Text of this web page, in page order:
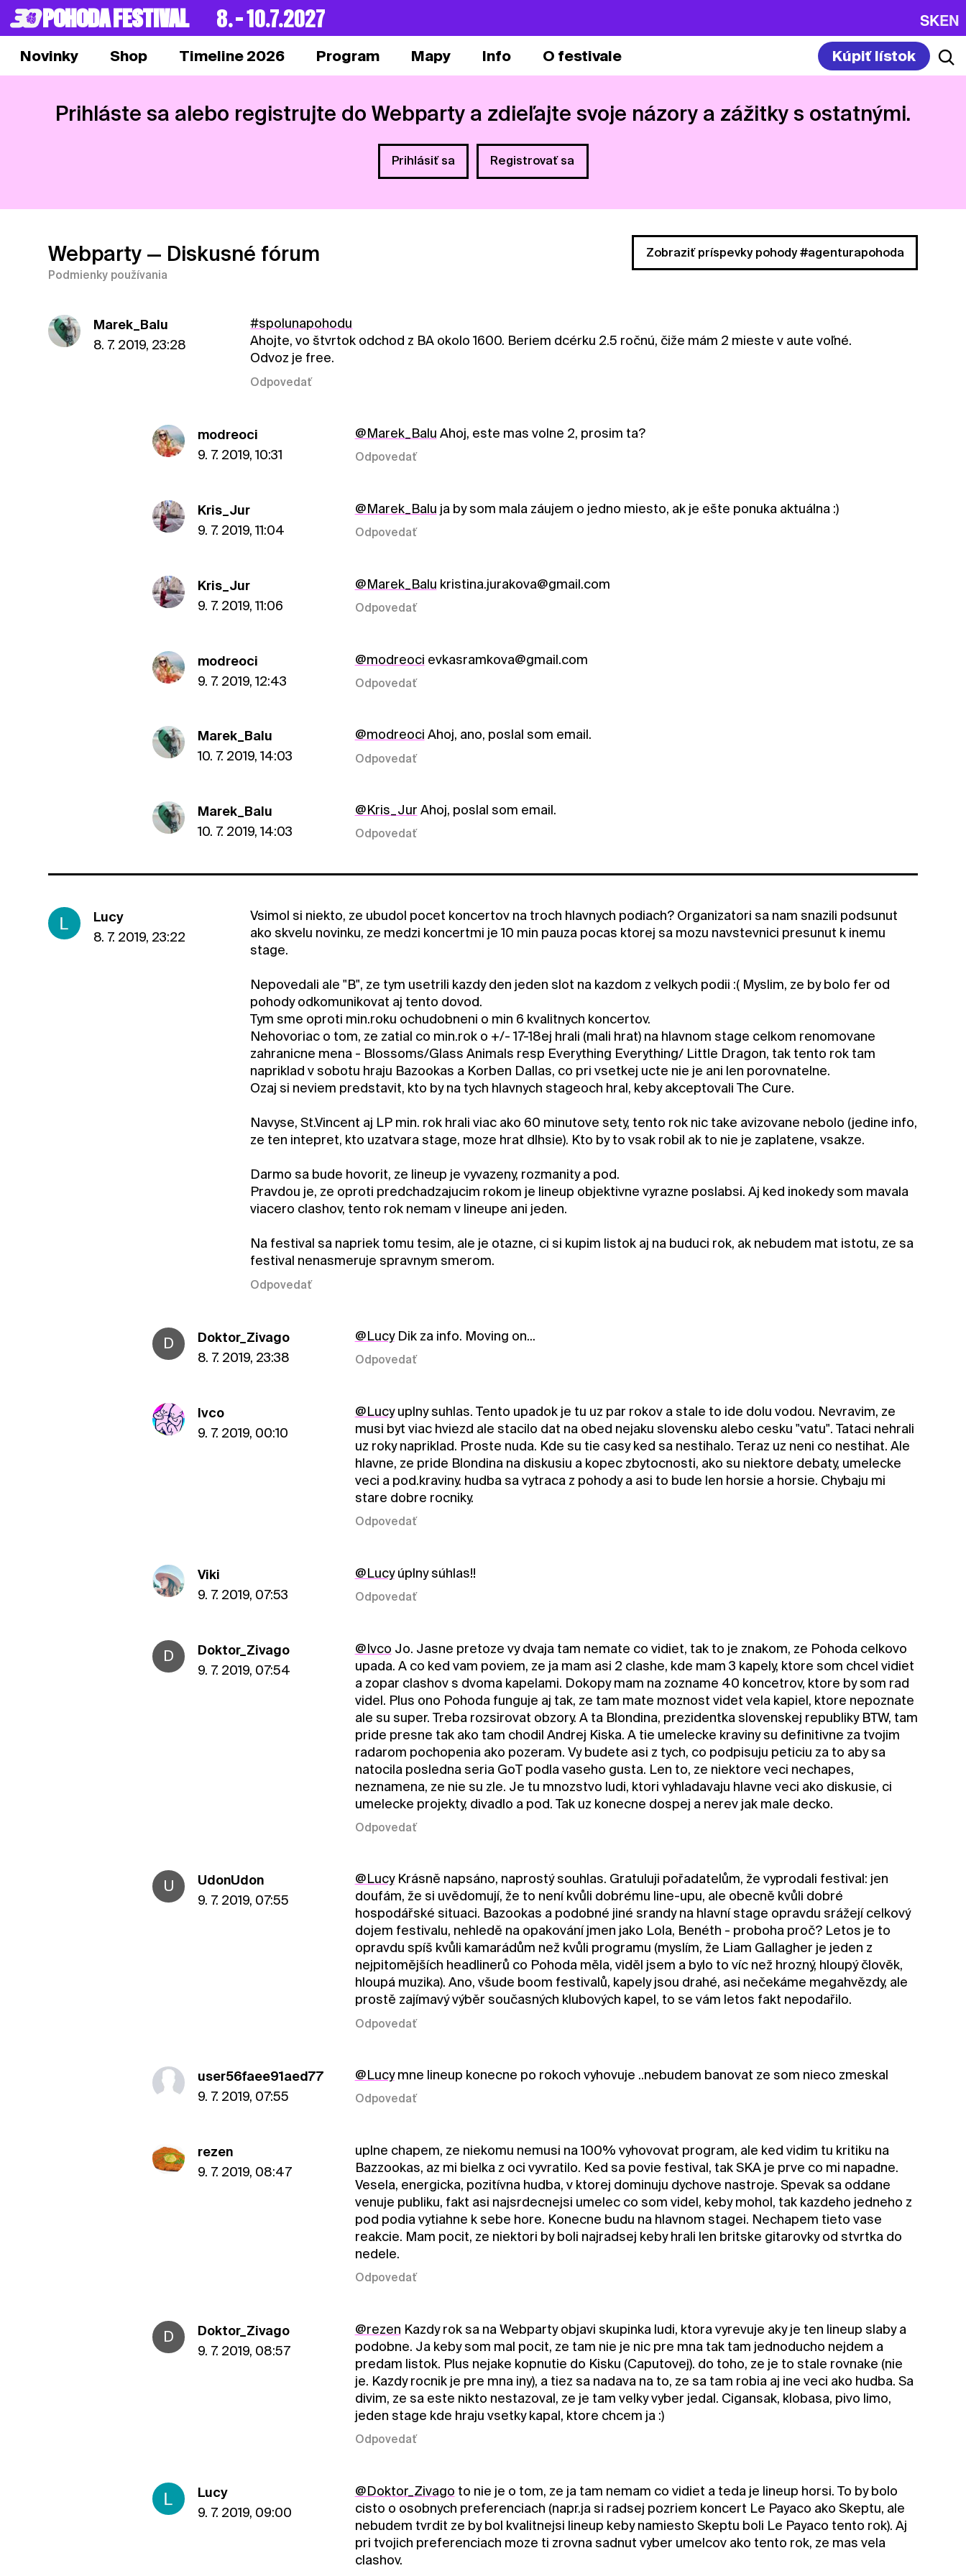
POHODA FESTIVAL 8. – 10.7.2027 SKEN
Novinky Shop Timeline 2026 Program Mapy Info O festivale Kúpiť lístok
Prihláste sa alebo registrujte do Webparty a zdieľajte svoje názory a zážitky s ostatnými.
Prihlásiť sa Registrovať sa
Webparty — Diskusné fórum
Podmienky používania
Zobraziť príspevky pohody #agenturapohoda
Marek_Balu
8. 7. 2019, 23:28
#spolunapohodu
Ahojte, vo štvrtok odchod z BA okolo 1600. Beriem dcérku 2.5 ročnú, čiže mám 2 mieste v aute voľné.
Odvoz je free.
Odpovedať
modreoci
9. 7. 2019, 10:31
@Marek_Balu Ahoj, este mas volne 2, prosim ta?
Odpovedať
Kris_Jur
9. 7. 2019, 11:04
@Marek_Balu ja by som mala záujem o jedno miesto, ak je ešte ponuka aktuálna :)
Odpovedať
Kris_Jur
9. 7. 2019, 11:06
@Marek_Balu kristina.jurakova@gmail.com
Odpovedať
modreoci
9. 7. 2019, 12:43
@modreoci evkasramkova@gmail.com
Odpovedať
Marek_Balu
10. 7. 2019, 14:03
@modreoci Ahoj, ano, poslal som email.
Odpovedať
Marek_Balu
10. 7. 2019, 14:03
@Kris_Jur Ahoj, poslal som email.
Odpovedať
Lucy
8. 7. 2019, 23:22
Vsimol si niekto, ze ubudol pocet koncertov na troch hlavnych podiach? Organizatori sa nam snazili podsunut
ako skvelu novinku, ze medzi koncertmi je 10 min pauza pocas ktorej sa mozu navstevnici presunut k inemu
stage.
Nepovedali ale "B", ze tym usetrili kazdy den jeden slot na kazdom z velkych podii :( Myslim, ze by bolo fer od
pohody odkomunikovat aj tento dovod.
Tym sme oproti min.roku ochudobneni o min 6 kvalitnych koncertov.
Nehovoriac o tom, ze zatial co min.rok o +/- 17-18ej hrali (mali hrat) na hlavnom stage celkom renomovane
zahranicne mena - Blossoms/Glass Animals resp Everything Everything/ Little Dragon, tak tento rok tam
napriklad v sobotu hraju Bazookas a Korben Dallas, co pri vsetkej ucte nie je ani len porovnatelne.
Ozaj si neviem predstavit, kto by na tych hlavnych stageoch hral, keby akceptovali The Cure.
Navyse, St.Vincent aj LP min. rok hrali viac ako 60 minutove sety, tento rok nic take avizovane nebolo (jedine info,
ze ten intepret, kto uzatvara stage, moze hrat dlhsie). Kto by to vsak robil ak to nie je zaplatene, vsakze.
Darmo sa bude hovorit, ze lineup je vyvazeny, rozmanity a pod.
Pravdou je, ze oproti predchadzajucim rokom je lineup objektivne vyrazne poslabsi. Aj ked inokedy som mavala
viacero clashov, tento rok nemam v lineupe ani jeden.
Na festival sa napriek tomu tesim, ale je otazne, ci si kupim listok aj na buduci rok, ak nebudem mat istotu, ze sa
festival nenasmeruje spravnym smerom.
Odpovedať
D
Doktor_Zivago
8. 7. 2019, 23:38
@LucyDik za info. Moving on...
Odpovedať
Ivco
9. 7. 2019, 00:10
@Lucyuplny suhlas. Tento upadok je tu uz par rokov a stale to ide dolu vodou. Nevravim, ze
musi byt viac hviezd ale stacilo dat na obed nejaku slovensku alebo cesku "vatu". Tataci nehrali
uz roky napriklad. Proste nuda. Kde su tie casy ked sa nestihalo. Teraz uz neni co nestihat. Ale
hlavne, ze pride Blondina na diskusiu a kopec zbytocnosti, ako su niektore debaty, umelecke
veci a pod.kraviny. hudba sa vytraca z pohody a asi to bude len horsie a horsie. Chybaju mi
stare dobre rocniky.
Odpovedať
Viki
9. 7. 2019, 07:53
@Lucyúplny súhlas!!
Odpovedať
D
Doktor_Zivago
9. 7. 2019, 07:54
@Ivco Jo. Jasne pretoze vy dvaja tam nemate co vidiet, tak to je znakom, ze Pohoda celkovo
upada. A co ked vam poviem, ze ja mam asi 2 clashe, kde mam 3 kapely, ktore som chcel vidiet
a zopar clashov s dvoma kapelami. Dokopy mam na zozname 40 koncetrov, ktore by som rad
videl. Plus ono Pohoda funguje aj tak, ze tam mate moznost videt vela kapiel, ktore nepoznate
ale su super. Treba rozsirovat obzory. A ta Blondina, prezidentka slovenskej republiky BTW, tam
pride presne tak ako tam chodil Andrej Kiska. A tie umelecke kraviny su definitivne za tvojim
radarom pochopenia ako pozeram. Vy budete asi z tych, co podpisuju peticiu za to aby sa
natocila posledna seria GoT podla vaseho gusta. Len to, ze niektore veci nechapes,
neznamena, ze nie su zle. Je tu mnozstvo ludi, ktori vyhladavaju hlavne veci ako diskusie, ci
umelecke projekty, divadlo a pod. Tak uz konecne dospej a nerev jak male decko.
Odpovedať
U
UdonUdon
9. 7. 2019, 07:55
@LucyKrásně napsáno, naprostý souhlas. Gratuluji pořadatelům, že vyprodali festival: jen
doufám, že si uvědomují, že to není kvůli dobrému line-upu, ale obecně kvůli dobré
hospodářské situaci. Bazookas a podobné jiné srandy na hlavní stage opravdu srážejí celkový
dojem festivalu, nehledě na opakování jmen jako Lola, Benéth - proboha proč? Letos je to
opravdu spíš kvůli kamarádům než kvůli programu (myslím, že Liam Gallagher je jeden z
nejpitomějších headlinerů co Pohoda měla, viděl jsem a bylo to víc než hrozný, hloupý člověk,
hloupá muzika). Ano, všude boom festivalů, kapely jsou drahé, asi nečekáme megahvězdy, ale
prostě zajímavý výběr současných klubových kapel, to se vám letos fakt nepodařilo.
Odpovedať
user56faee91aed77
9. 7. 2019, 07:55
@Lucymne lineup konecne po rokoch vyhovuje ..nebudem banovat ze som nieco zmeskal
Odpovedať
rezen
9. 7. 2019, 08:47
uplne chapem, ze niekomu nemusi na 100% vyhovovat program, ale ked vidim tu kritiku na
Bazzookas, az mi bielka z oci vyvratilo. Ked sa povie festival, tak SKA je prve co mi napadne.
Vesela, energicka, pozitívna hudba, v ktorej dominuju dychove nastroje. Spevak sa oddane
venuje publiku, fakt asi najsrdecnejsi umelec co som videl, keby mohol, tak kazdeho jedneho z
pod podia vytiahne k sebe hore. Konecne budu na hlavnom stagei. Nechapem tieto vase
reakcie. Mam pocit, ze niektori by boli najradsej keby hrali len britske gitarovky od stvrtka do
nedele.
Odpovedať
D
Doktor_Zivago
9. 7. 2019, 08:57
@rezen Kazdy rok sa na Webparty objavi skupinka ludi, ktora vyrevuje aky je ten lineup slaby a
podobne. Ja keby som mal pocit, ze tam nie je nic pre mna tak tam jednoducho nejdem a
predam listok. Plus nejake kopnutie do Kisku (Caputovej). do toho, ze je to stale rovnake (nie
je. Kazdy rocnik je pre mna iny), a tiez sa nadava na to, ze sa tam robia aj ine veci ako hudba. Sa
divim, ze sa este nikto nestazoval, ze je tam velky vyber jedal. Cigansak, klobasa, pivo limo,
jeden stage kde hraju vsetky kapal, ktore chcem ja :)
Odpovedať
Lucy
9. 7. 2019, 09:00
@Doktor_Zivago to nie je o tom, ze ja tam nemam co vidiet a teda je lineup horsi. To by bolo
cisto o osobnych preferenciach (napr.ja si radsej pozriem koncert Le Payaco ako Skeptu, ale
nebudem tvrdit ze by bol kvalitnejsi lineup keby namiesto Skeptu boli Le Payaco tento rok). Aj
pri tvojich preferenciach moze ti zrovna sadnut vyber umelcov ako tento rok, ze mas vela
clashov.